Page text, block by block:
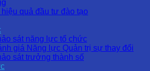
hiệu quả đầu tư đào tạo
sát năng lực tổ chức
giá Năng lực Quản trị sự thay đổi
sát trưởng thành số